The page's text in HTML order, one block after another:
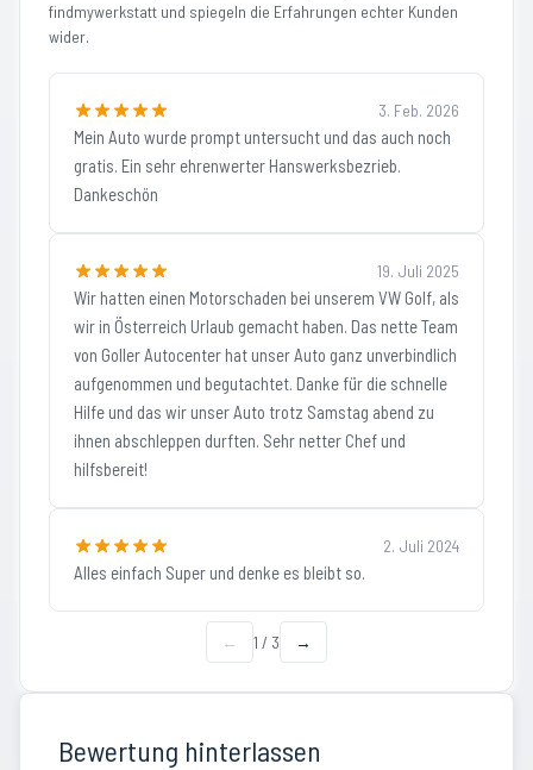
findmywerkstatt und spiegeln die Erfahrungen echter Kunden
wider.
3. Feb. 2026
Mein Auto wurde prompt untersucht und das auch noch
gratis. Ein sehr ehrenwerter Hanswerksbezrieb.
Dankeschön
19. Juli 2025
Wir hatten einen Motorschaden bei unserem VW Golf, als
wir in Österreich Urlaub gemacht haben. Das nette Team
von Goller Autocenter hat unser Auto ganz unverbindlich
aufgenommen und begutachtet. Danke für die schnelle
Hilfe und das wir unser Auto trotz Samstag abend zu
ihnen abschleppen durften. Sehr netter Chef und
hilfsbereit!
2. Juli 2024
Alles einfach Super und denke es bleibt so.
← 1 / 3 →
Bewertung hinterlassen